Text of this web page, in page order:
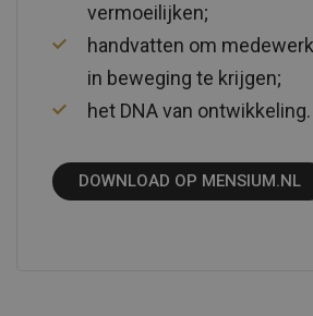
vermoeilijken;
handvatten om
in beweging te krijgen;
het DNA van ontwikkeling.
DOWNLOAD OP MENSIUM.NL